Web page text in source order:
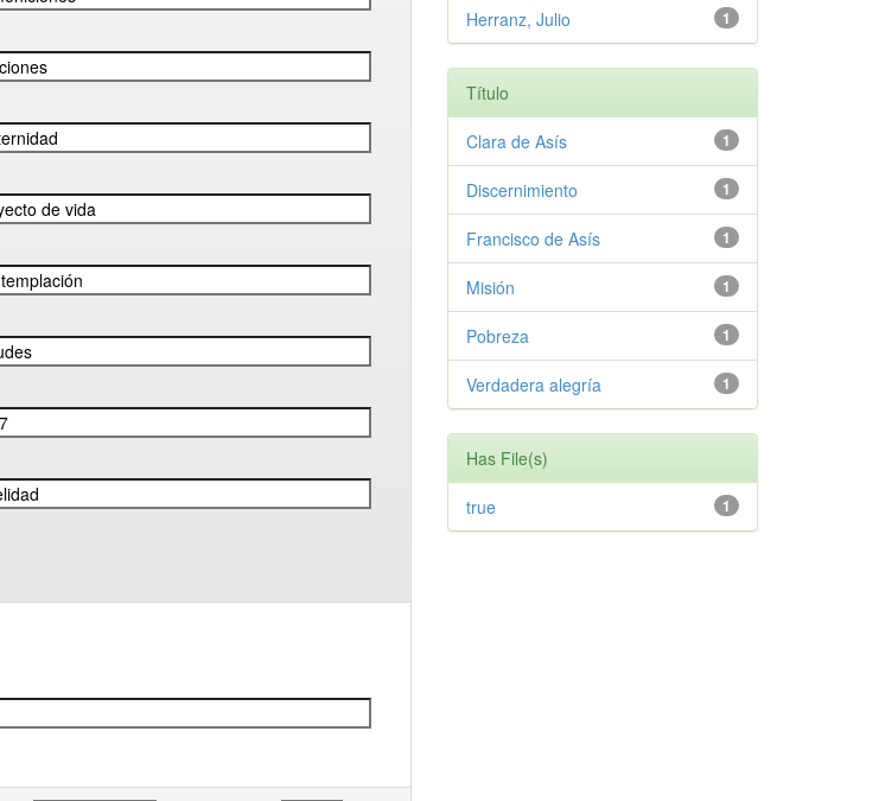
1
Herranz, Julio
Título
1
Clara de Asís
1
Discernimiento
1
Francisco de Asís
1
Misión
1
Pobreza
1
Verdadera alegría
Has File(s)
1
true